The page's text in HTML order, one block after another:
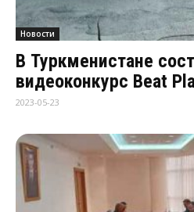
Новости
В Туркменистане
видеоконкурс Beat
2023-05-23